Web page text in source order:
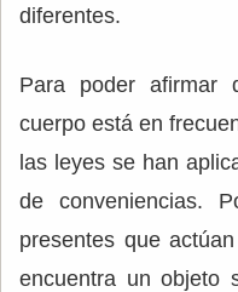
diferentes.
Para poder afirmar
cuerpo está en
las leyes se han
de conveniencias.
presentes que
encuentra un objeto